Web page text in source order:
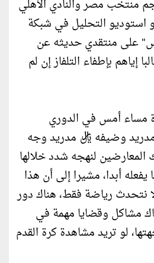
منتخب مصر والنادي الأهلي
استوديو التحليل في شبكة
على منتقدي حديثه عن
إياهم بإطفاء التلفاز إن لم
مساء أمس في الدوري
وضيفه ريال مدريد وجه
المعارضين لنهجه شدد خلالها
أبدا، مشيرا إلى أن هذا
نتحدث رياضة فقط، هناك دور
مشاكل وقضايا مهمة في
لو تريد مشاهدة كرة القدم